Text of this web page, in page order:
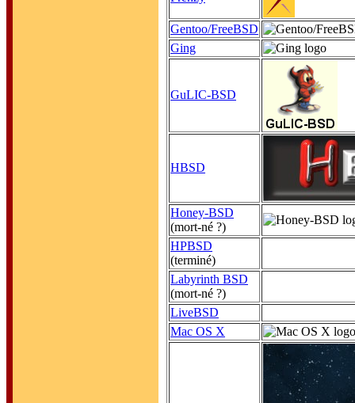
Gentoo/FreeBSD
Ging
GuLIC-BSD
HBSD
Honey-BSD
(mort-né ?)
HPBSD
(terminé)
Labyrinth BSD
(mort-né ?)
LiveBSD
Mac OS X